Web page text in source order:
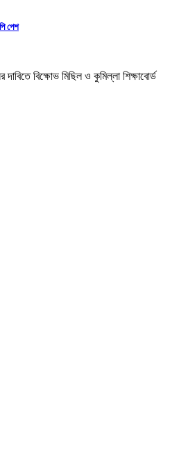
পেশ
বিক্ষোভ মিছিল ও কুমিল্লা শিক্ষাবোর্ড